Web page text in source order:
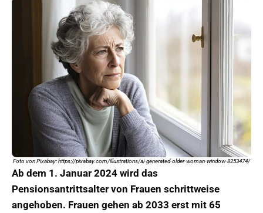
Foto von Pixabay: https://pixabay.com/illustrations/ai-generated-older-woman-window-8253474/
Ab dem 1. Januar 2024 wird das
Pensionsantrittsalter von Frauen schrittweise
angehoben. Frauen gehen ab 2033 erst mit 65